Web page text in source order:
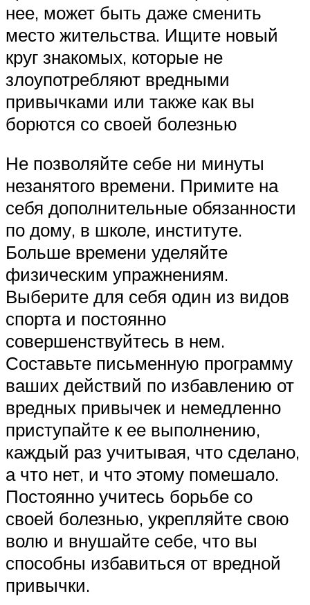
нее, может быть даже сменить
место жительства. Ищите новый
круг знакомых, которые не
злоупотребляют вредными
привычками или также как вы
борются со своей болезнью
Не позволяйте себе ни минуты
незанятого времени. Примите на
себя дополнительные обязанности
по дому, в школе, институте.
Больше времени уделяйте
физическим упражнениям.
Выберите для себя один из видов
спорта и постоянно
совершенствуйтесь в нем.
Составьте письменную программу
ваших действий по избавлению от
вредных привычек и немедленно
приступайте к ее выполнению,
каждый раз учитывая, что сделано,
а что нет, и что этому помешало.
Постоянно учитесь борьбе со
своей болезнью, укрепляйте свою
волю и внушайте себе, что вы
способны избавиться от вредной
привычки.